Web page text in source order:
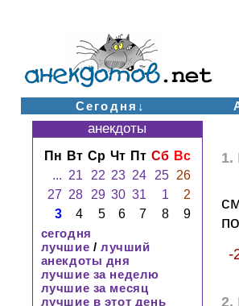
Сегодня↓
1.
-
2.
анекдоты
Пн Вт Ср Чт Пт Сб Вс
... 21 22 23 24 25
26
27 28 29 30 31 1
2
3
4 5 6 7 8
9
сегодня
лучшие / лучший
анекдоты дня
лучшие за неделю
лучшие за месяц
лучшие в этот день